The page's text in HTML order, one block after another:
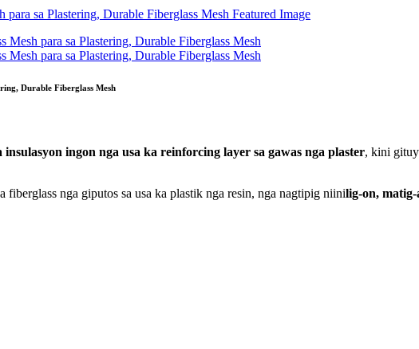
Durable Fiberglass Mesh
insulasyon ingon nga usa ka reinforcing layer sa gawas nga plaster, kini
fiberglass nga giputos sa usa ka plastik nga resin, nga nagtipig niinilig-on, matig-